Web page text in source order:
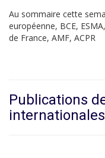
Au sommaire cette
européenne, BCE,
de France, AMF, ACPR
Publications
internationales